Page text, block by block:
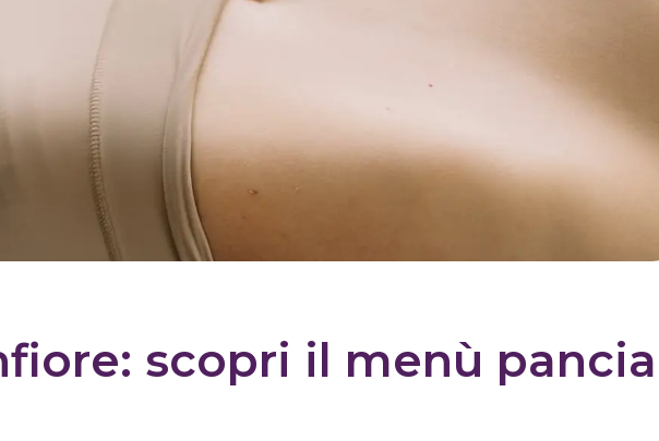
scopri il menù pancia